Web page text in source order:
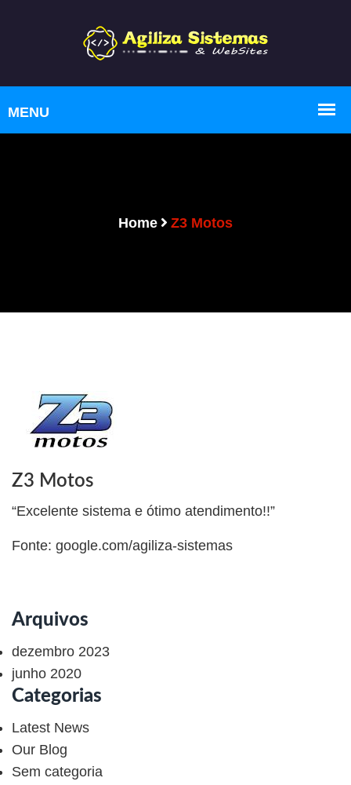
Home Z3 Motos
Z3 Motos
“Excelente sistema e ótimo atendimento!!”
Fonte: google.com/agiliza-sistemas
Arquivos
dezembro 2023
junho 2020
Categorias
Latest News
Our Blog
Sem categoria